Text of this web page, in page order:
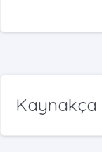
Kaynakça